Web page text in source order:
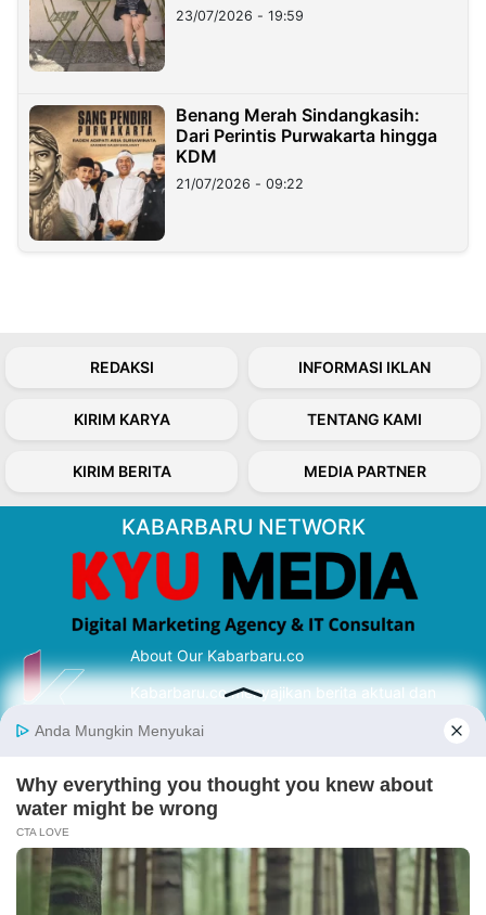
23/07/2026 - 19:59
Benang Merah Sindangkasih:
Dari Perintis Purwakarta hingga
KDM
21/07/2026 - 09:22
REDAKSI INFORMASI IKLAN
KIRIM KARYA TENTANG KAMI
KIRIM BERITA MEDIA PARTNER
KABARBARU NETWORK
About Our Kabarbaru.co
Kabarbaru.co menyajikan berita aktual dan
serta terverifikasi dari sumber yang tepat.
Follow Kabarbaru